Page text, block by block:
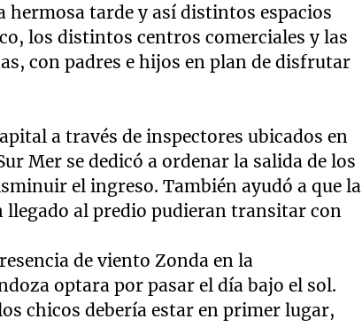
hermosa tarde y así distintos espacios
los distintos centros comerciales y las
con padres e hijos en plan de disfrutar
a través de inspectores ubicados en
Mer se dedicó a ordenar la salida de los
el ingreso. También ayudó a que la
llegado al predio pudieran transitar con
de viento Zonda en la
optara por pasar el día bajo el sol.
chicos debería estar en primer lugar,